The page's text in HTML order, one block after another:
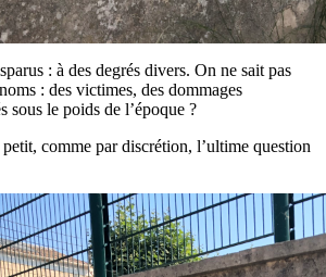
: à des degrés divers. On ne sait pas
: des victimes, des dommages
sous le poids de l’époque ?
comme par discrétion, l’ultime question